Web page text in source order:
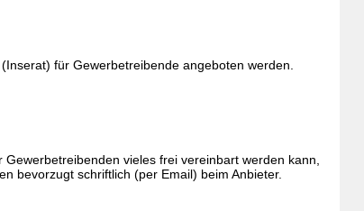
für Gewerbetreibende angeboten werden.
vieles frei vereinbart werden kann,
bevorzugt schriftlich (per Email) beim Anbieter.